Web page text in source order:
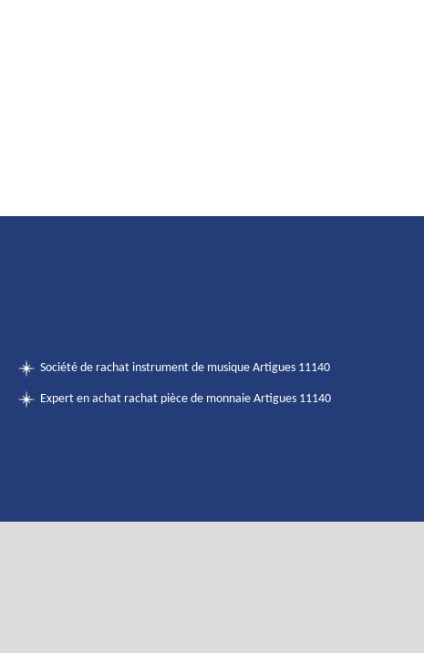
Société de rachat instrument de musique Artigues 11140
Expert en achat rachat pièce de monnaie Artigues 11140